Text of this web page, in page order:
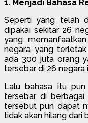
1. Menjadi Bahasa
Seperti yang telah
dipakai sekitar 26
yang
negara yang
ada 300 juta orang
tersebar di 26 negara
Lalu bahasa itu
tersebar di
tersebut pun dapat
tidak akan hilang dari